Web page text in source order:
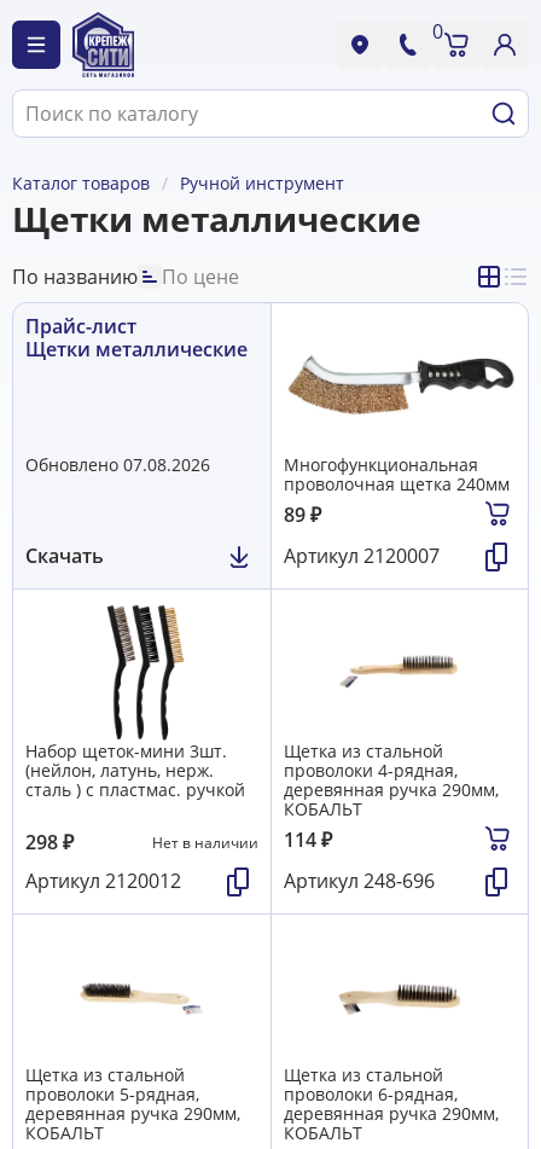
0
Каталог товаров Ручной инструмент
Щетки металлические
По названию
По цене
Прайс-лист
Щетки металлические
Обновлено 07.08.2026
Скачать
Многофункциональная
проволочная щетка 240мм
89₽
Артикул 2120007
Набор щеток-мини 3шт.
(нейлон, латунь, нерж.
сталь ) с пластмас. ручкой
298₽ Нет в наличии
Артикул 2120012
Щетка из стальной
проволоки 4-рядная,
деревянная ручка 290мм,
КОБАЛЬТ
114₽
Артикул 248-696
Щетка из стальной
проволоки 5-рядная,
деревянная ручка 290мм,
КОБАЛЬТ
Щетка из стальной
проволоки 6-рядная,
деревянная ручка 290мм,
КОБАЛЬТ